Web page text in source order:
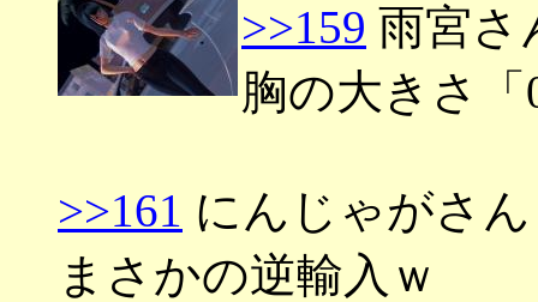
>>159 雨宮さ
胸の大きさ
>>161 にんじゃがさん
まさかの逆輸入ｗ